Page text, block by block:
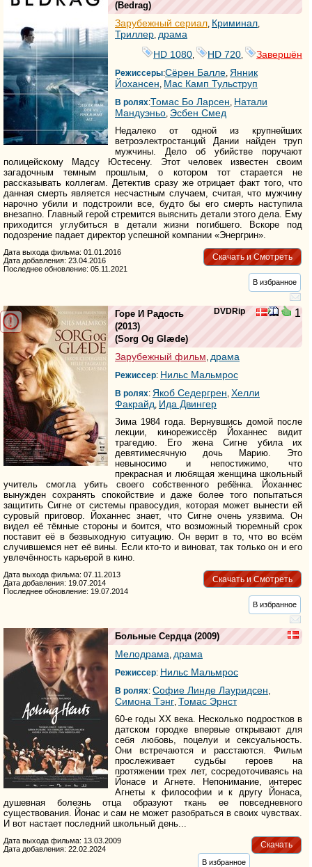
(Bedrag)
Зарубежный сериал, Криминал,
Триллер, драма
HD 1080
HD 720 Завершён
Режиссеры:Сёрен Балле, Янник
Йохансен, Мас Камп Тульструп
В ролях:Томас Бо Ларсен, Натали
Мандуэньо, Эсбен Смед
Недалеко от одной из крупнейших
ветроэлектростанций Дании найден труп
мужчины. Дело об убийстве поручают
полицейскому Мадсу Юстесену. Этот человек известен своим
загадочным темным прошлым, о котором тот старается не
рассказывать коллегам. Детектив сразу же отрицает факт того, что
данная смерть является несчастным случаем, считая, что мужчину
нарочно убили и подстроили все, будто бы его смерть наступила
внезапно. Главный герой стремится выяснить детали этого дела. Ему
приходится углубиться в детали жизни погибшего. Вскоре под
подозрение падает директор успешной компании «Энергрин».
Скачать и Смотреть
Дата выхода фильма: 01.01.2016
Дата добавления: 23.04.2016
Последнее обновление: 05.11.2021
В избранное
DVDRip 1
Горе И Радость
(2013)
(Sorg Og Glæde)
Зарубежный фильм, драма
Режиссер: Нильс Мальмрос
В ролях: Якоб Седергрен, Хелли
Факрайд, Ида Двингер
Зима 1984 года. Вернувшись домой после
лекции, кинорежиссёр Йоханнес видит
трагедию. Его жена Сигне убила их
девятимесячную дочь Марию. Это
невыносимо и непостижимо, что
прекрасная и любящая женщина школьный
учитель смогла убить своего собственного ребёнка. Йоханнес
вынужден сохранять спокойствие и даже более того попытаться
защитить Сигне от системы правосудия, которая может вынести ей
суровый приговор. Йоханнес знает, что Сигне очень уязвима. Он
видел её тёмные стороны и боится, что возможный тюремный срок
поставит её в безвыходную ситуацию. Он верит в то, что во всём
случившемся нет её вины. Если кто-то и виноват, так только он и его
увлечённость карьерой в кино.
Скачать и Смотреть
Дата выхода фильма: 07.11.2013
Дата добавления: 19.07.2014
Последнее обновление: 19.07.2014
В избранное
Больные Сердца (2009)
Мелодрама, драма
Режиссер: Нильс Мальмрос
В ролях: Софие Линде Лауридсен,
Симона Тэнг, Томас Эрнст
60-е годы XX века. Несколько подростков в
датском городке впервые открывают для
себя любовь, поцелуи и сексуальность.
Они встречаются и расстаются. Фильм
прослеживает судьбы героев на
протяжении трех лет, сосредоточиваясь на
Йонасе и Агнете. Непонимание, интерес
Агнеты к философии и к другу Йонаса,
душевная болезнь отца образуют ткань ее повседневного
существования. Йонас и сам не может разобраться в своих чувствах.
И вот настает последний школьный день...
Скачать
Дата выхода фильма: 13.03.2009
Дата добавления: 22.02.2024
В избранное